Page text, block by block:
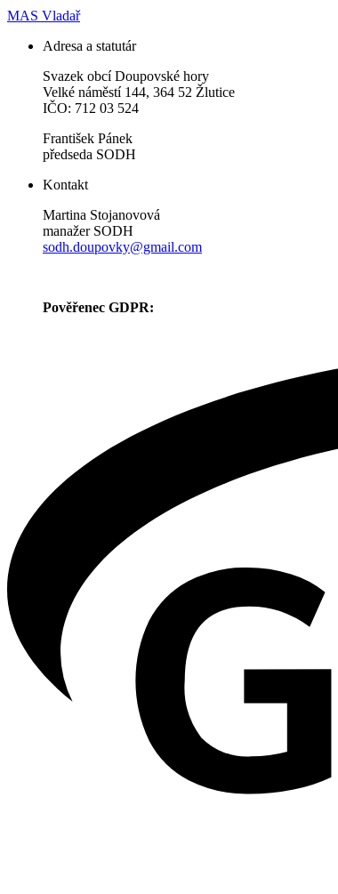
MAS Vladař
Adresa a statutár
Svazek obcí Doupovské hory
Velké náměstí 144, 364 52 Žlutice
IČO: 712 03 524
František Pánek
předseda SODH
Kontakt
Martina Stojanovová
manažer SODH
sodh.doupovky@gmail.com
Pověřenec GDPR: